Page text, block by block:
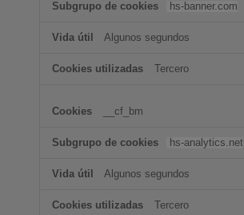
hs-banner.com
Algunos segundos
Tercero
__cf_bm
hs-analytics.net
Algunos segundos
Tercero